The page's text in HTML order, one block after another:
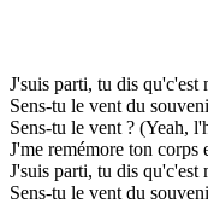
J'suis parti, tu dis
Sens-tu le vent du
Sens-tu le vent ? (Yeah,
J'me remémore ton
J'suis parti, tu dis qu'c'est
Sens-tu le vent du